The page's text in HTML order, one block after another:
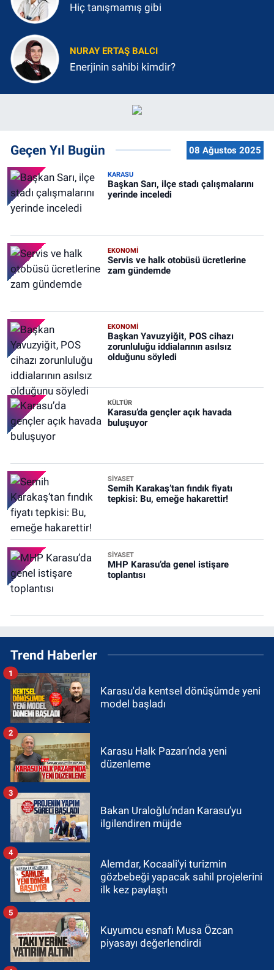
Hiç tanışmamış gibi
NURAY ERTAŞ BALCI
Enerjinin sahibi kimdir?
Geçen Yıl Bugün 08 Ağustos 2025
KARASU
Başkan Sarı, ilçe stadı çalışmalarını
yerinde inceledi
EKONOMİ
Servis ve halk otobüsü ücretlerine
zam gündemde
EKONOMİ
Başkan Yavuzyiğit, POS cihazı
zorunluluğu iddialarının asılsız
olduğunu söyledi
KÜLTÜR
Karasu’da gençler açık havada
buluşuyor
SİYASET
Semih Karakaş’tan fındık fiyatı
tepkisi: Bu, emeğe hakarettir!
SİYASET
MHP Karasu’da genel istişare
toplantısı
Trend Haberler
Karasu'da kentsel dönüşümde yeni
model başladı
1
Karasu Halk Pazarı’nda yeni
düzenleme
2
Bakan Uraloğlu’ndan Karasu’yu
ilgilendiren müjde
3
Alemdar, Kocaali’yi turizmin
gözbebeği yapacak sahil projelerini
ilk kez paylaştı
4
Kuyumcu esnafı Musa Özcan
piyasayı değerlendirdi
5